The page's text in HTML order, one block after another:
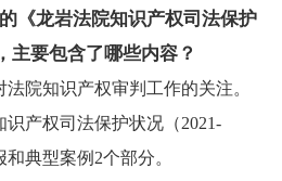
《龙岩法院知识产权司法保护
主要包含了哪些内容？
知识产权审判工作的关注。
产权司法保护状况（2021-
典型案例2个部分。